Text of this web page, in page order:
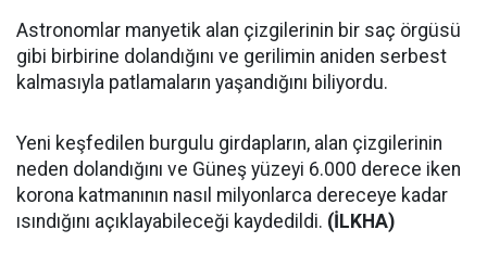
Astronomlar manyetik alan çizgilerinin bir saç örgüsü
gibi birbirine dolandığını ve gerilimin aniden serbest
kalmasıyla patlamaların yaşandığını biliyordu.
Yeni keşfedilen burgulu girdapların, alan çizgilerinin
neden dolandığını ve Güneş yüzeyi 6.000 derece iken
korona katmanının nasıl milyonlarca dereceye kadar
ısındığını açıklayabileceği kaydedildi. (İLKHA)